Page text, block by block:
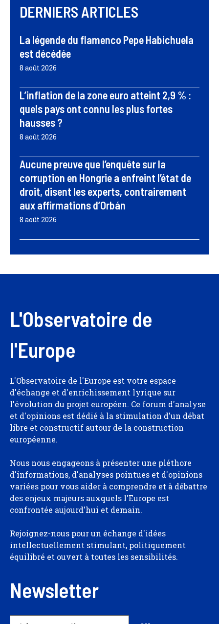
DERNIERS ARTICLES
La légende du flamenco Pepe Habichuela
est décédée
8 août 2026
L’inflation de la zone euro atteint 2,9 % :
quels pays ont connu les plus fortes
hausses ?
8 août 2026
Aucune preuve que l’enquête sur la
corruption en Hongrie a enfreint l’état de
droit, disent les experts, contrairement
aux affirmations d’Orbán
8 août 2026
L'Observatoire de
l'Europe
L'Observatoire de l'Europe est votre espace
d'échange et d'enrichissement lyrique sur
l'évolution du projet européen. Ce forum d'analyse
et d'opinions est dédié à la stimulation d'un débat
libre et constructif autour de la construction
européenne.
Nous nous engageons à présenter une pléthore
d'informations, d'analyses pointues et d'opinions
variées pour vous aider à comprendre et à débattre
des enjeux majeurs auxquels l'Europe est
confrontée aujourd'hui et demain.
Rejoignez-nous pour un échange d'idées
intellectuellement stimulant, politiquement
équilibré et ouvert à toutes les sensibilités.
Newsletter